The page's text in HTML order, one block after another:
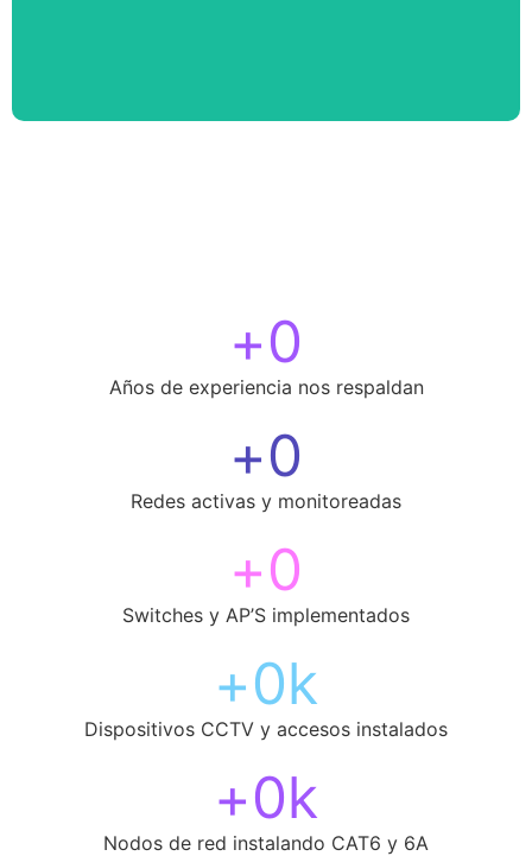
+0
Años de experiencia nos respaldan
+0
Redes activas y monitoreadas
+0
Switches y AP’S implementados
+0k
Dispositivos CCTV y accesos instalados
+0k
Nodos de red instalando CAT6 y 6A